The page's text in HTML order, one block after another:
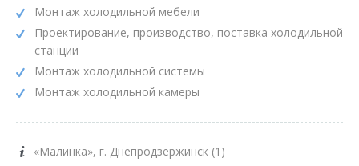
Монтаж холодильной мебели
Проектирование, производство, поставка холодильной
станции
Монтаж холодильной системы
Монтаж холодильной камеры
«Малинка», г. Днепродзержинск (1)